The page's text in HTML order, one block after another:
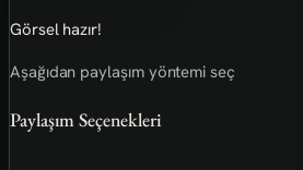
Görsel hazır!
Aşağıdan paylaşım yöntemi seç
Paylaşım Seçenekleri